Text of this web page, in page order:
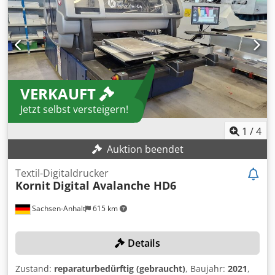
VERKAUFT
Jetzt selbst versteigern!
1 /4
Auktion beendet
Sachsen-Anhalt 615 km
Textil-Digitaldrucker
Kornit Digital Avalanche HD6
Details
Zustand: reparaturbedürftig (gebraucht), Baujahr: 2021,